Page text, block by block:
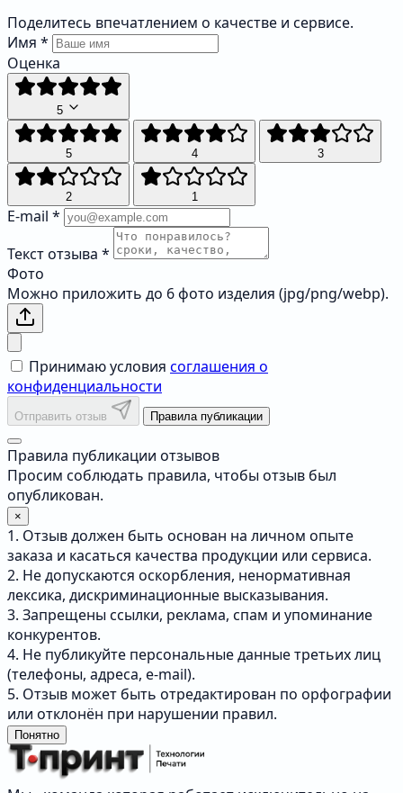
Поделитесь впечатлением о качестве и сервисе.
Имя *
Оценка
5
5 4 3
2 1
E-mail *
Текст отзыва *
Фото
Можно приложить до 6 фото изделия (jpg/png/webp).
Принимаю условия соглашения о
конфиденциальности
Отправить отзыв Правила публикации
Правила публикации отзывов
Просим соблюдать правила, чтобы отзыв был
опубликован.
×
1. Отзыв должен быть основан на личном опыте
заказа и касаться качества продукции или сервиса.
2. Не допускаются оскорбления, ненормативная
лексика, дискриминационные высказывания.
3. Запрещены ссылки, реклама, спам и упоминание
конкурентов.
4. Не публикуйте персональные данные третьих лиц
(телефоны, адреса, e-mail).
5. Отзыв может быть отредактирован по орфографии
или отклонён при нарушении правил.
Понятно